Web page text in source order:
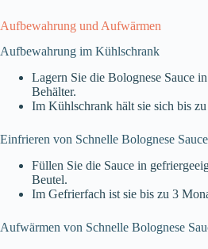
Aufbewahrung und Aufwärmen
Aufbewahrung im Kühlschrank
Lagern Sie die Bolognese Sauce
Behälter.
Im Kühlschrank hält sie sich bis
Einfrieren von Schnelle Bolognese Sauce
Füllen Sie die Sauce in
Beutel.
Im Gefrierfach ist sie bis zu 3
Aufwärmen von Schnelle Bolognese